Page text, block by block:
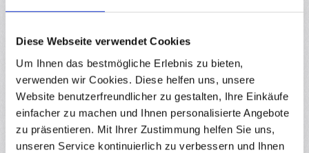
Diese Webseite verwendet Cookies
Um Ihnen das bestmögliche Erlebnis zu bieten,
verwenden wir Cookies. Diese helfen uns, unsere
Website benutzerfreundlicher zu gestalten, Ihre Einkäufe
einfacher zu machen und Ihnen personalisierte Angebote
zu präsentieren. Mit Ihrer Zustimmung helfen Sie uns,
unseren Service kontinuierlich zu verbessern und Ihnen
Beschreibung
Dual USB 5V 1A / 2.1A Powerbank Ladegerät Modul – DIY
Akku-Ladeplatine für 18650 Batterien Das Dual USB 5V
Powerbank Ladege…Mehr
Eigenschaften
Downloads